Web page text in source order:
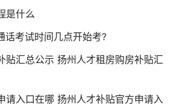
是什么
话考试时间几点开始考?
贴汇总公示 扬州人才租房购房补贴汇
请入口在哪 扬州人才补贴官方申请入